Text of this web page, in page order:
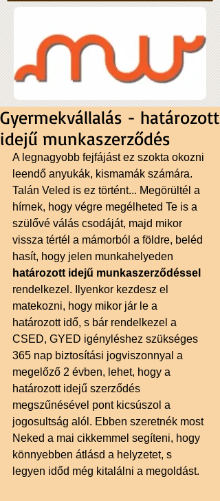
Gyermekvállalás - határozott
idejű munkaszerződés
A legnagyobb fejfájást ez szokta okozni
leendő anyukák, kismamák számára.
Talán Veled is ez történt... Megörültél a
hírnek, hogy végre megélheted Te is a
szülővé válás csodáját, majd mikor
vissza tértél a mámorból a földre, beléd
hasít, hogy jelen munkahelyeden
határozott idejű munkaszerződéssel
rendelkezel. Ilyenkor kezdesz el
matekozni, hogy mikor jár le a
határozott idő, s bár rendelkezel a
CSED, GYED igényléshez szükséges
365 nap biztosítási jogviszonnyal a
megelőző 2 évben, lehet, hogy a
határozott idejű szerződés
megszűnésével pont kicsúszol a
jogosultság alól. Ebben szeretnék most
Neked a mai cikkemmel segíteni, hogy
könnyebben átlásd a helyzetet, s
legyen időd még kitalálni a megoldást.